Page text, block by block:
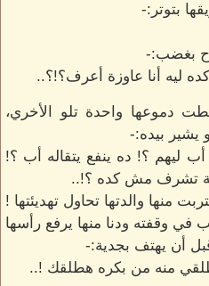
بتوتر:-
بغضب:-
ليه أنا عاوزة أعرف؟!؟..
دموعها واحدة تلو الأخري،
يشير بيده:-
ليهم ؟! ده ينفع يتقاله أب ؟!
تشرف مش كده ؟!..
منها والدتها تحاول تهديئتها !
وقفته ودنا منها يرفع رأسها
أن يهتف بجدية:-
منه من بكره هطلقك !..